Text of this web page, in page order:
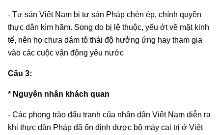
- Tư sản Việt Nam bị tư sản Pháp chèn ép, chính quyền
thực dân kìm hãm. Song do bị lệ thuộc, yếu ớt về mặt kinh
tế, nên họ chưa dám tỏ thái độ hưởng ứng hay tham gia
vào các cuộc vận động yêu nước
Câu 3:
* Nguyên nhân khách quan
- Các phong trào đấu tranh của nhân dân Việt Nam diễn ra
khi thực dân Pháp đã ổn định được bộ máy cai trị ở Việt